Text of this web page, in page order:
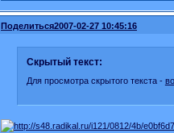
Поделиться2007-02-27 10:45:16
Скрытый текст:
Для просмотра скрытого текста -